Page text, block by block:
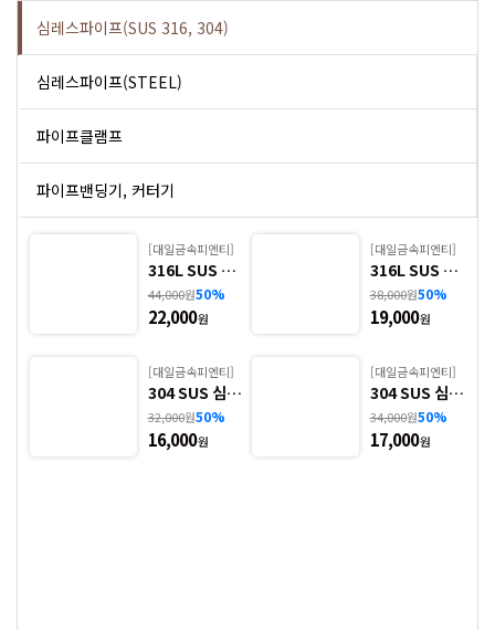
심레스파이프(SUS 316, 304)
심레스파이프(STEEL)
파이프클램프
파이프밴딩기, 커터기
[대일금속피엔티]
316L SUS 심
레스파이프 -
1. TUBE-01
(Metric, AP
44,000원50%
22,000원
[대일금속피엔티]
316L SUS 심
레스파이프 -
2. TUBE-01(I
nch, AP유광)
38,000원50%
19,000원
[대일금속피엔티]
304 SUS 심레
스파이프 - 3.
TUBE-03(Me
tric, AP무광)
32,000원50%
16,000원
[대일금속피엔티]
304 SUS 심레
스파이프 - 4.
TUBE-04(Inc
h, AP무광)
34,000원50%
17,000원